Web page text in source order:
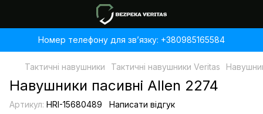
Номер телефону для звʼязку: +380985165584
Тактичні навушники Тактичні навушники Veritas
Навушники пасивні Allen 2274
Артикул: HRI-15680489 Написати відгук